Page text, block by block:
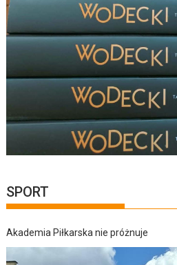
SPORT
Akademia Piłkarska nie próżnuje